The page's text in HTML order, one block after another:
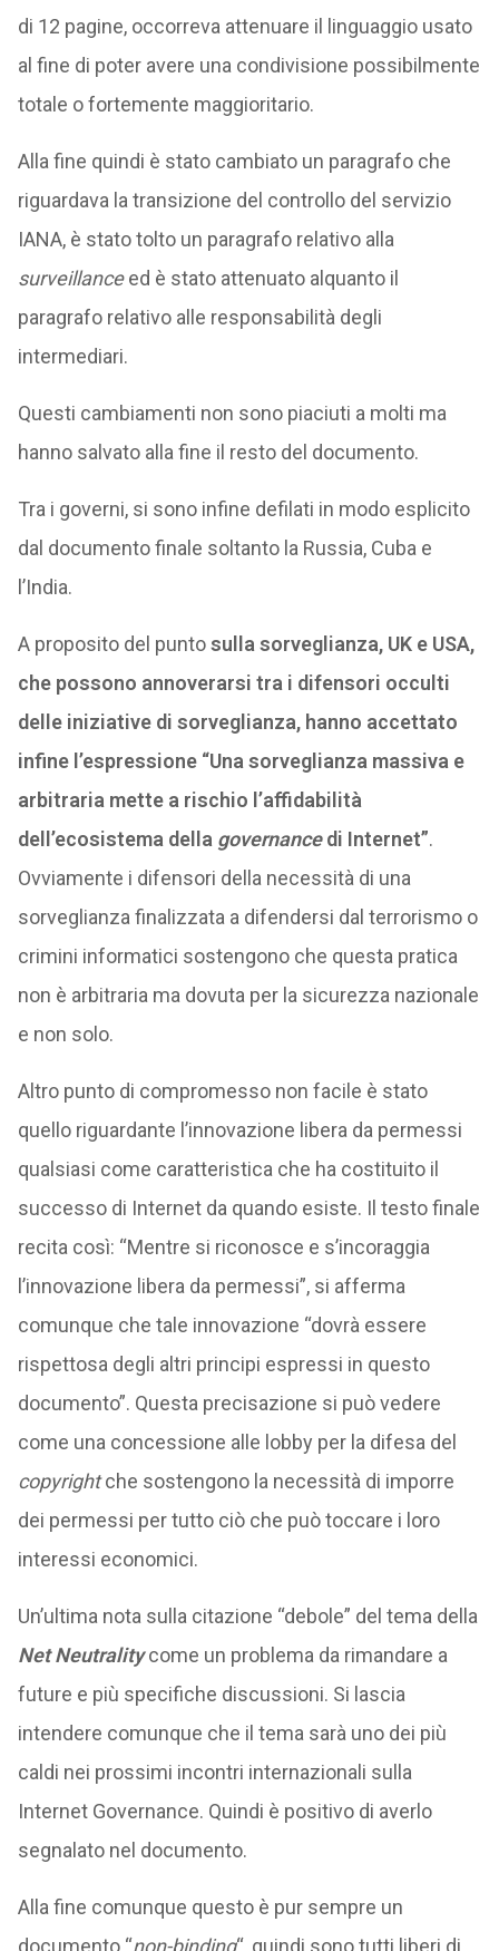
di 12 pagine, occorreva attenuare il linguaggio usato
al fine di poter avere una condivisione possibilmente
totale o fortemente maggioritario.
Alla fine quindi è stato cambiato un paragrafo che
riguardava la transizione del controllo del servizio
IANA, è stato tolto un paragrafo relativo alla
surveillanceed è stato attenuato alquanto il
paragrafo relativo alle responsabilità degli
intermediari.
Questi cambiamenti non sono piaciuti a molti ma
hanno salvato alla fine il resto del documento.
Tra i governi, si sono infine defilati in modo esplicito
dal documento finale soltanto la Russia, Cuba e
l’India.
A proposito del puntosulla sorveglianza, UK e USA,
che possono annoverarsi tra i difensori occulti
delle iniziative di sorveglianza, hanno accettato
infine l’espressione “Una sorveglianza massiva e
arbitraria mette a rischio l’affidabilità
dell’ecosistema della governancedi Internet”.
Ovviamente i difensori della necessità di una
sorveglianza finalizzata a difendersi dal terrorismo o
crimini informatici sostengono che questa pratica
non è arbitraria ma dovuta per la sicurezza nazionale
e non solo.
Altro punto di compromesso non facile è stato
quello riguardante l’innovazione libera da permessi
qualsiasi come caratteristica che ha costituito il
successo di Internet da quando esiste. Il testo finale
recita così: “Mentre si riconosce e s’incoraggia
l’innovazione libera da permessi”, si afferma
comunque che tale innovazione “dovrà essere
rispettosa degli altri principi espressi in questo
documento”. Questa precisazione si può vedere
come una concessione alle lobby per la difesa del
copyrightche sostengono la necessità di imporre
dei permessi per tutto ciò che può toccare i loro
interessi economici.
Un’ultima nota sulla citazione “debole” del tema della
Net Neutralitycome un problema da rimandare a
future e più specifiche discussioni. Si lascia
intendere comunque che il tema sarà uno dei più
caldi nei prossimi incontri internazionali sulla
Internet Governance. Quindi è positivo di averlo
segnalato nel documento.
Alla fine comunque questo è pur sempre un
documento “non-binding“, quindi sono tutti liberi di